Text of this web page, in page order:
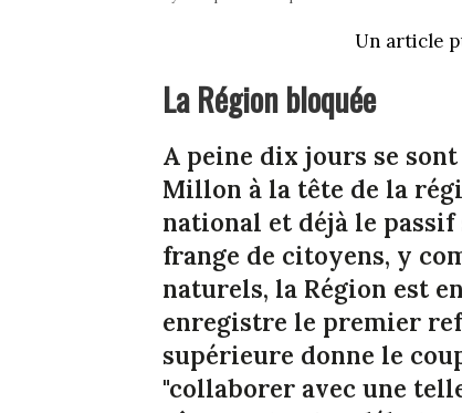
Un article
La Région bloquée
A peine dix jours se
Millon à la tête de la
national et déjà le
frange de citoyens, y
naturels, la Région est
enregistre le premier
supérieure donne le
"collaborer avec une